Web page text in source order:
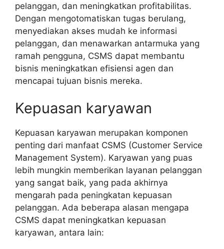
pelanggan, dan meningkatkan profitabilitas.
Dengan mengotomatiskan tugas berulang,
menyediakan akses mudah ke informasi
pelanggan, dan menawarkan antarmuka yang
ramah pengguna, CSMS dapat membantu
bisnis meningkatkan efisiensi agen dan
mencapai tujuan bisnis mereka.
Kepuasan karyawan
Kepuasan karyawan merupakan komponen
penting dari manfaat CSMS (Customer Service
Management System). Karyawan yang puas
lebih mungkin memberikan layanan pelanggan
yang sangat baik, yang pada akhirnya
mengarah pada peningkatan kepuasan
pelanggan. Ada beberapa alasan mengapa
CSMS dapat meningkatkan kepuasan
karyawan, antara lain: